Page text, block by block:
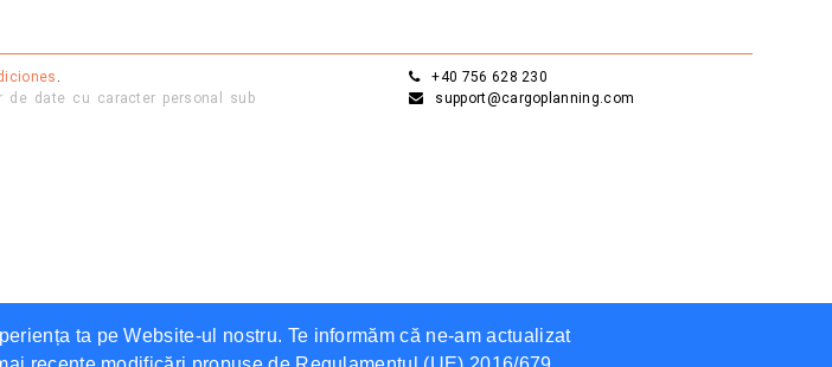
ta pe Website-ul nostru. Te informăm că ne-am actualizat
.
de date cu caracter personal sub
+40 756 628 230
support@cargoplanning.com